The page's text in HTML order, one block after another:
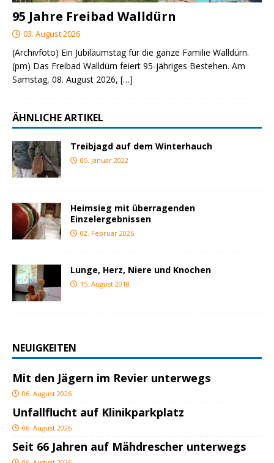
95 Jahre Freibad Walldürn
03. August 2026
(Archivfoto) Ein Jubiläumstag für die ganze Familie Walldürn.
(pm) Das Freibad Walldürn feiert 95-jähriges Bestehen. Am
Samstag, 08. August 2026, […]
ÄHNLICHE ARTIKEL
Treibjagd auf dem Winterhauch
05. Januar 2022
Heimsieg mit überragenden
Einzelergebnissen
02. Februar 2026
Lunge, Herz, Niere und Knochen
15. August 2018
NEUIGKEITEN
Mit den Jägern im Revier unterwegs
06. August 2026
Unfallflucht auf Klinikparkplatz
06. August 2026
Seit 66 Jahren auf Mähdrescher unterwegs